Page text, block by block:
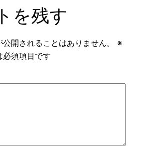
を残す
開されることはありません。
※
必須項目です